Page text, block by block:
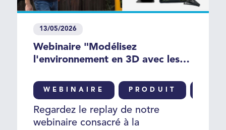
13/05/2026
Webinaire "Modélisez
l'environnement en 3D avec les
WEBINAIRE PRODUIT
Regardez le replay de notre
webinaire consacré à la